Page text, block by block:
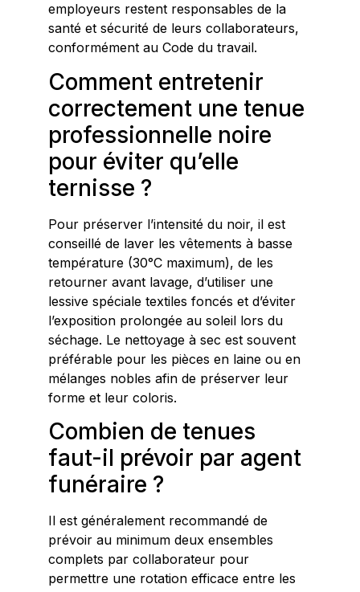
employeurs restent responsables de la
santé et sécurité de leurs collaborateurs,
conformément au Code du travail.
Comment entretenir
correctement une tenue
professionnelle noire
pour éviter qu’elle
ternisse ?
Pour préserver l’intensité du noir, il est
conseillé de laver les vêtements à basse
température (30°C maximum), de les
retourner avant lavage, d’utiliser une
lessive spéciale textiles foncés et d’éviter
l’exposition prolongée au soleil lors du
séchage. Le nettoyage à sec est souvent
préférable pour les pièces en laine ou en
mélanges nobles afin de préserver leur
forme et leur coloris.
Combien de tenues
faut-il prévoir par agent
funéraire ?
Il est généralement recommandé de
prévoir au minimum deux ensembles
complets par collaborateur pour
permettre une rotation efficace entre les